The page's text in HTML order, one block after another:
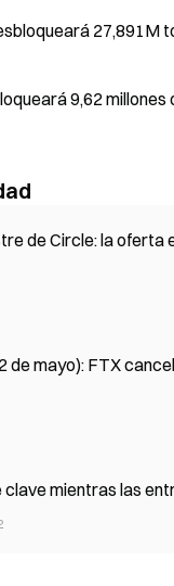
27,891M
9,62
de Circle: la oferta
de mayo): FTX
clave mientras las